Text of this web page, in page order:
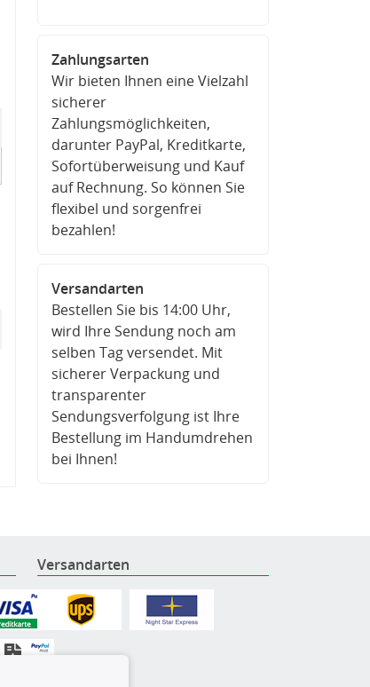
Zahlungsarten
Wir bieten Ihnen eine Vielzahl
sicherer
Zahlungsmöglichkeiten,
darunter PayPal, Kreditkarte,
Sofortüberweisung und Kauf
auf Rechnung. So können Sie
flexibel und sorgenfrei
bezahlen!
Versandarten
Bestellen Sie bis 14:00 Uhr,
wird Ihre Sendung noch am
selben Tag versendet. Mit
sicherer Verpackung und
transparenter
Sendungsverfolgung ist Ihre
Bestellung im Handumdrehen
bei Ihnen!
Versandarten